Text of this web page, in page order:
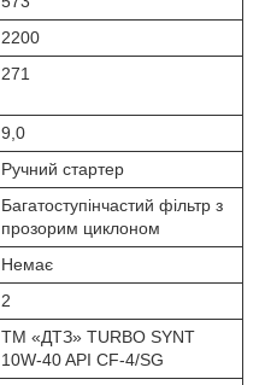
2200
271
9,0
Ручний стартер
Багатоступінчастий фільтр з
прозорим циклоном
Немає
2
ТМ «ДТЗ» TURBO SYNT
10W-40 API CF-4/SG